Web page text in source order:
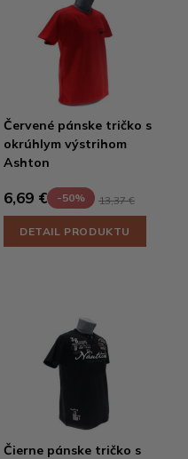
Červené pánske tričko s
okrúhlym výstrihom
Ashton
6,69 € -50% 13,37 €
DETAIL PRODUKTU
Čierne pánske tričko s